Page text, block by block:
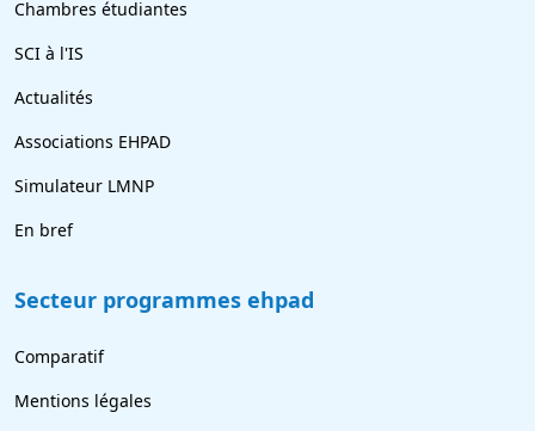
Chambres étudiantes
SCI à l'IS
Actualités
Associations EHPAD
Simulateur LMNP
En bref
Secteur programmes ehpad
Comparatif
Mentions légales